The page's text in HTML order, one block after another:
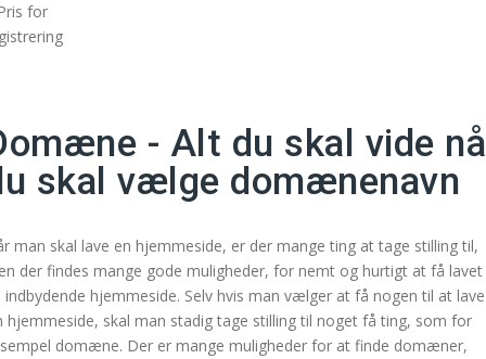
for
- Alt du skal vide
skal vælge domænenavn
man skal lave en hjemmeside, er der mange ting at tage stilling til,
der findes mange gode muligheder, for nemt og hurtigt at få lavet
indbydende hjemmeside. Selv hvis man vælger at få nogen til at lave
hjemmeside, skal man stadig tage stilling til noget få ting, som for
domæne. Der er mange muligheder for at finde domæner,